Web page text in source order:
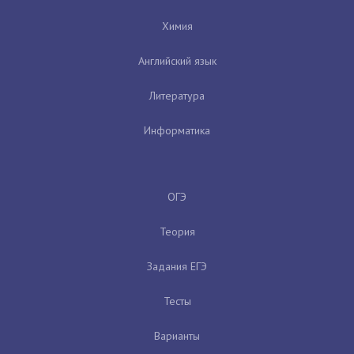
Химия
Английский язык
Литература
Информатика
ОГЭ
Теория
Задания ЕГЭ
Тесты
Варианты